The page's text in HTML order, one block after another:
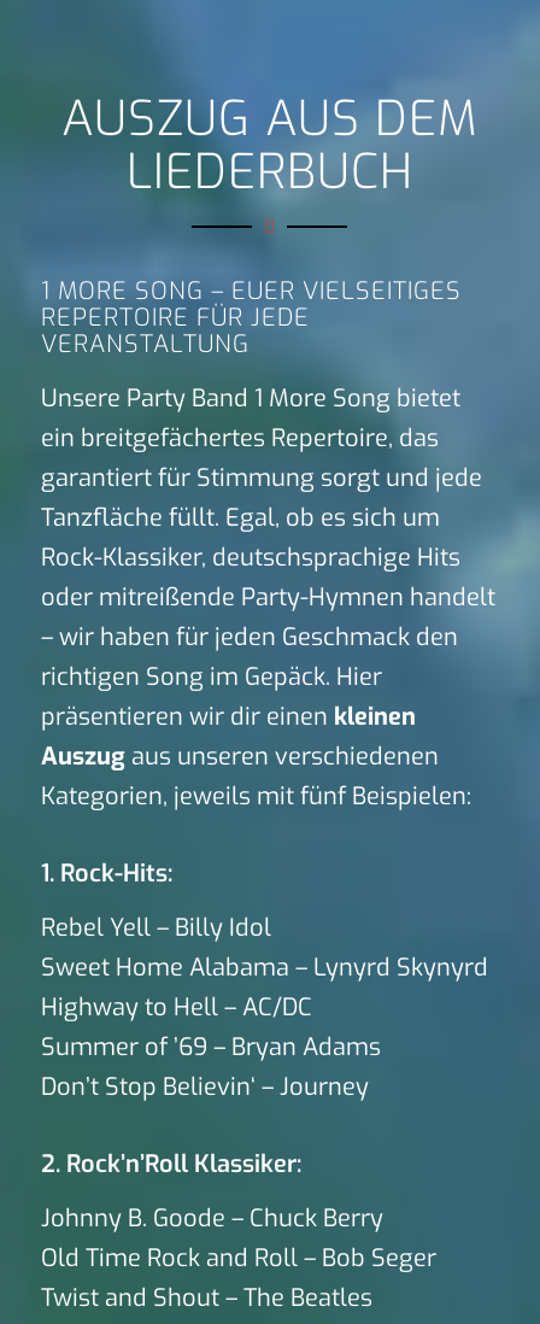
AUSZUG AUS DEM
LIEDERBUCH
1 MORE SONG – EUER VIELSEITIGES
REPERTOIRE FÜR JEDE
VERANSTALTUNG
Unsere Party Band 1 More Song bietet
ein breitgefächertes Repertoire, das
garantiert für Stimmung sorgt und jede
Tanzfläche füllt. Egal, ob es sich um
Rock-Klassiker, deutschsprachige Hits
oder mitreißende Party-Hymnen handelt
– wir haben für jeden Geschmack den
richtigen Song im Gepäck. Hier
präsentieren wir dir einen kleinen
Auszugaus unseren verschiedenen
Kategorien, jeweils mit fünf Beispielen:
1. Rock-Hits:
Rebel Yell – Billy Idol
Sweet Home Alabama – Lynyrd Skynyrd
Highway to Hell – AC/DC
Summer of ’69 – Bryan Adams
Don’t Stop Believin‘ – Journey
2. Rock’n’Roll Klassiker:
Johnny B. Goode – Chuck Berry
Old Time Rock and Roll – Bob Seger
Twist and Shout – The Beatles